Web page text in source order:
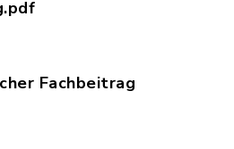
Fachbeitrag